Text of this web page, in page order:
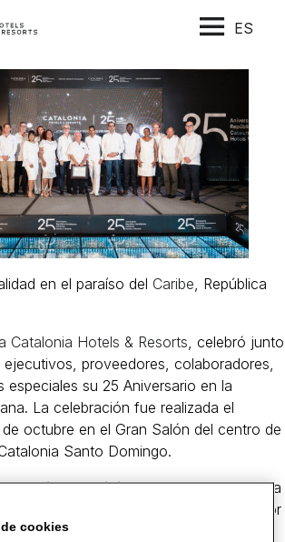
ES
en el paraíso del Caribe , República
Catalonia Hotels & Resorts , celebró junto
proveedores, colaboradores,
especiales su 25 Aniversario en la
La celebración fue realizada el
octubre en el Gran Salón del centro de
Santo Domingo.
Dominicana. – La bienvenida a
noche especial estuvo a cargo del señor
delegado de la cadena, quien
cookies